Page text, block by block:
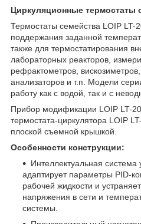
Циркуляционные термостаты
Термостаты семейства LOIP LT-
поддержания заданной
также для термостатирования
лабораторных реакторов,
рефрактометров,
анализаторов и т.п. Модели
работу как с водой, так и с
Прибор модификации LOIP LT-
термостата-циркулятора LOIP
плоской съемной крышкой.
Особенности конструкции:
Интеллектуальная система
адаптирует параметры PID-
рабочей жидкости и
напряжения в сети и
системы.